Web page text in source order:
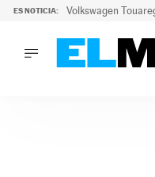
ES NOTICIA: Volkswagen